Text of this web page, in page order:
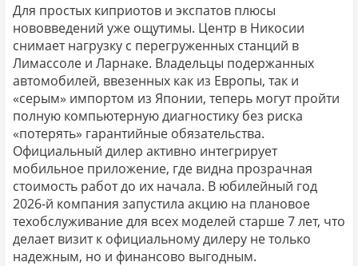
Для простых киприотов и экспатов плюсы
нововведений уже ощутимы. Центр в Никосии
снимает нагрузку с перегруженных станций в
Лимассоле и Ларнаке. Владельцы подержанных
автомобилей, ввезенных как из Европы, так и
«серым» импортом из Японии, теперь могут пройти
полную компьютерную диагностику без риска
«потерять» гарантийные обязательства.
Официальный дилер активно интегрирует
мобильное приложение, где видна прозрачная
стоимость работ до их начала. В юбилейный год
2026-й компания запустила акцию на плановое
техобслуживание для всех моделей старше 7 лет, что
делает визит к официальному дилеру не только
надежным, но и финансово выгодным.